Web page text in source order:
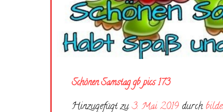
Schönen Samstag gb pics 173
Hinzugefügt zu3. Mai 2019 durch